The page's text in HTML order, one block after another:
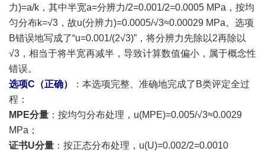
力)=a/k，其中半宽a=分辨力/2=0.001/2=0.0005 MPa，按均
匀分布k=√3，故u(分辨力)=0.0005/√3≈0.00029 MPa。选项
B错误地写成了“u=0.001/(2√3)”，将分辨力先除以2再除以
√3，相当于将半宽再减半，导致计算数值偏小，属于概念性
错误。
选项C（正确）
：本选项完整、准确地完成了B类评定全过
程：
MPE分量 ：按均匀分布处理，u(MPE)=0.005/√3≈0.0029
MPa；
证书U分量 ：按正态分布处理，u(U)=0.002/2=0.0010